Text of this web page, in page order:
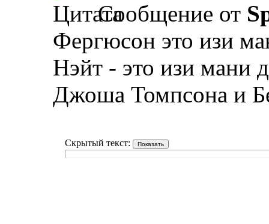
Сообщение от
Фергюсон это изи
Нэйт - это изи мани
Джоша Томпсона и
Скрытый текст: